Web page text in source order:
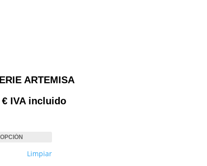
ARTEMISA
€Rango
desde
hasta
IVA incluido
Limpiar